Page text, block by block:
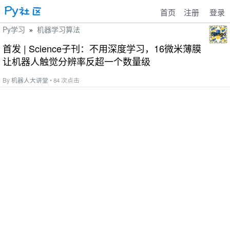
首页 注册 登录
Py学习 » 机器学习算法
首发 | Science子刊：不用深度学习，16微米薄膜
让机器人触觉分辨率反超一个数量级
By机器人大讲堂 • 84 次点击